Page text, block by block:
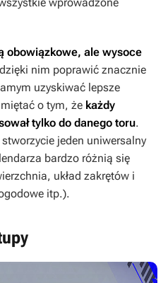
obowiązkowe, ale wysoce
nim poprawić znacznie
uzyskiwać lepsze
o tym, że każdy
tylko do danego toru.
jeden uniwersalny
bardzo różnią się
układ zakrętów i
itp.).